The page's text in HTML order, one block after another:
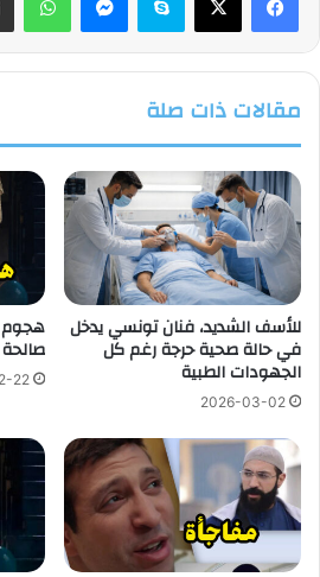
مقالات ذات صلة
للأسف الشديد، فنان تونسي يدخل
في حالة صحية حرجة رغم كل
الجهودات الطبية
2026-03-02
هجوم
22